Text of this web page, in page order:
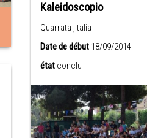
Kaleidoscopio
Quarrata ,Italia
Date de début18/09/2014
état conclu